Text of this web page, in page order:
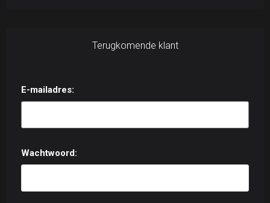
Terugkomende klant
E-mailadres:
Wachtwoord: